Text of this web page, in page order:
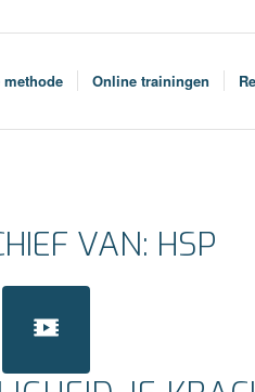
methode Online trainingen
VAN: HSP